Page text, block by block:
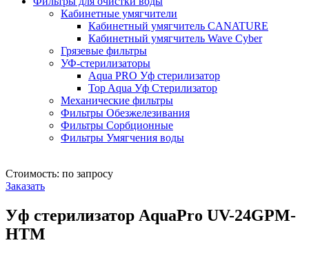
Кабинетные умягчители
Кабинетный умягчитель CANATURE
Кабинетный умягчитель Wave Cyber
Грязевые фильтры
УФ-стерилизаторы
Aqua PRO Уф стерилизатор
Top Aqua Уф Стерилизатор
Механические фильтры
Фильтры Обезжелезивания
Фильтры Сорбционные
Фильтры Умягчения воды
Стоимость: по запросу
Заказать
Уф стерилизатор AquaPro UV-24GPM-
HTM